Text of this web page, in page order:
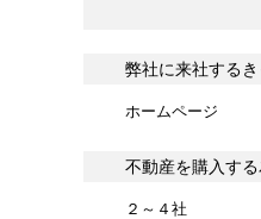
弊社に来社する
ホームページ
不動産を購入す
２～４社